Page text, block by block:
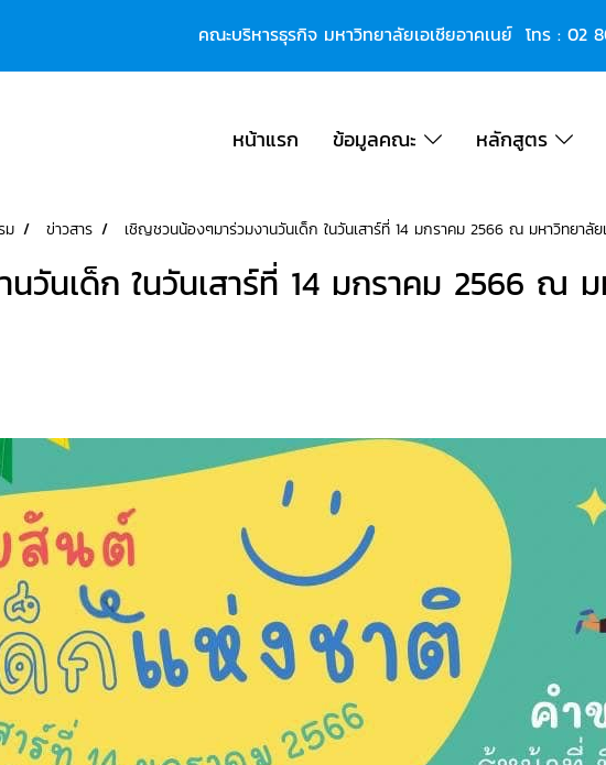
คณะบริหารธุรกิจ มหาวิทยาลัยเอเชียอาคเนย์ โทร : 02
หน้าแรก ข้อมูลคณะ หลักสูตร
ม ข่าวสาร เชิญชวนน้องๆมาร่วมงานวันเด็ก ในวันเสาร์ที่ 14 มกราคม 2566 ณ มหาวิทยาลัย
วันเด็ก ในวันเสาร์ที่ 14 มกราคม 2566 ณ ม